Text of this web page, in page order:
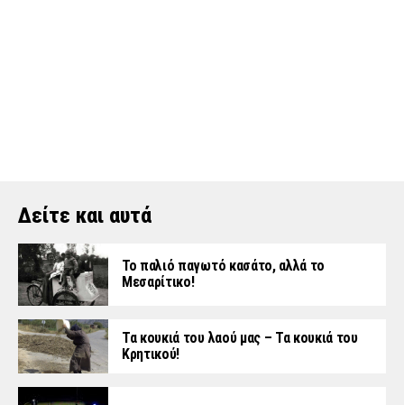
Δείτε και αυτά
Το παλιό παγωτό κασάτο, αλλά το
Μεσαρίτικο!
Τα κουκιά του λαού μας – Τα κουκιά του
Κρητικού!